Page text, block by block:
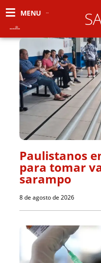
MENU
Paulistanos
para tomar
sarampo
8 de agosto de 2026